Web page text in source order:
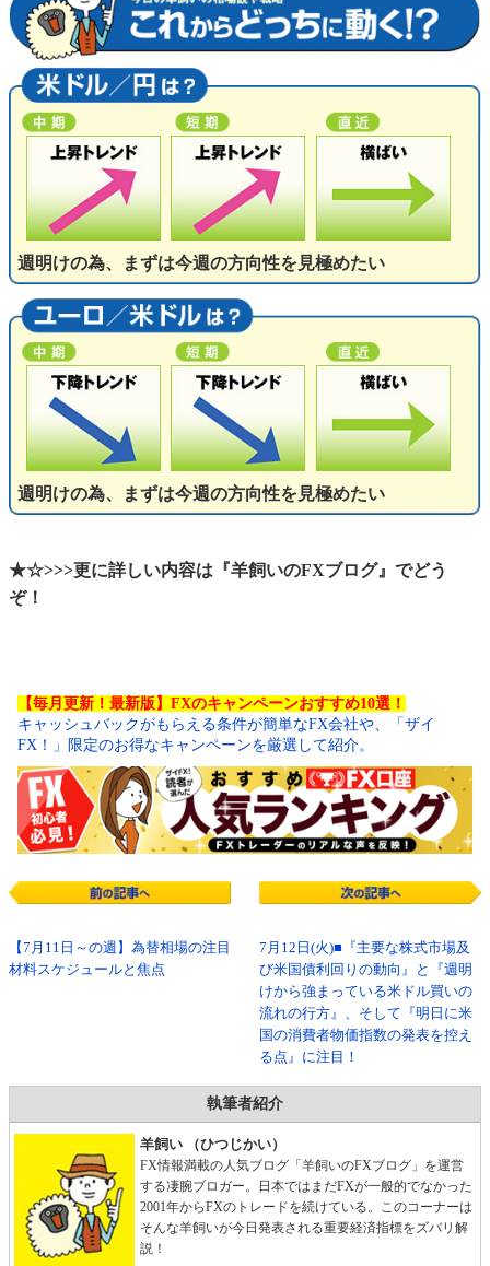
週明けの為、まずは今週の方向性を見極めたい
週明けの為、まずは今週の方向性を見極めたい
★☆>>>更に詳しい内容は『羊飼いのFXブログ』でどう
ぞ！
【毎月更新！最新版】FXのキャンペーンおすすめ10選！
キャッシュバックがもらえる条件が簡単なFX会社や、「ザイ
FX！」限定のお得なキャンペーンを厳選して紹介。
【7月11日～の週】為替相場の注目
材料スケジュールと焦点
7月12日(火)■『主要な株式市場及
び米国債利回りの動向』と『週明
けから強まっている米ドル買いの
流れの行方』、そして『明日に米
国の消費者物価指数の発表を控え
る点』に注目！
執筆者紹介
羊飼い （ひつじかい）
FX情報満載の人気ブログ「羊飼いのFXブログ」を運営
する凄腕ブロガー。日本ではまだFXが一般的でなかった
2001年からFXのトレードを続けている。このコーナーは
そんな羊飼いが今日発表される重要経済指標をズバリ解
説！